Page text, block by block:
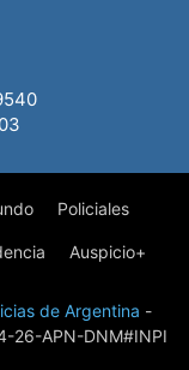
Policiales
Auspicio+
de Argentina -
26-APN-DNM#INPI